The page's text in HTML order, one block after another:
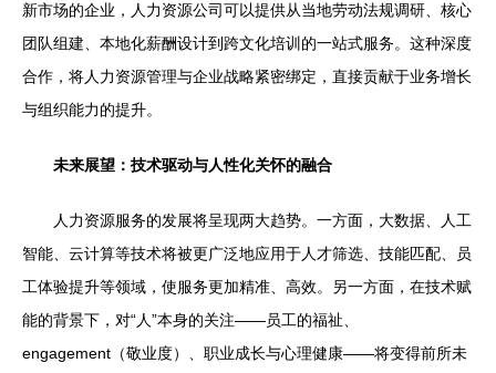
新市场的企业，人力资源公司可以提供从当地劳动法规调研、核心
团队组建、本地化薪酬设计到跨文化培训的一站式服务。这种深度
合作，将人力资源管理与企业战略紧密绑定，直接贡献于业务增长
与组织能力的提升。
未来展望：技术驱动与人性化关怀的融合
人力资源服务的发展将呈现两大趋势。一方面，大数据、人工
智能、云计算等技术将被更广泛地应用于人才筛选、技能匹配、员
工体验提升等领域，使服务更加精准、高效。另一方面，在技术赋
能的背景下，对“人”本身的关注——员工的福祉、
engagement（敬业度）、职业成长与心理健康——将变得前所未